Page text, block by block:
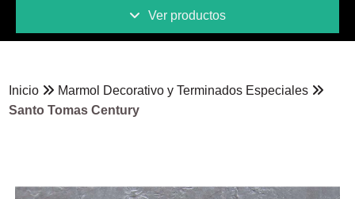
Novedades
Ventajas
Ver productos
Inicio
Marmol Decorativo y Terminados Especiales
Santo Tomas Century